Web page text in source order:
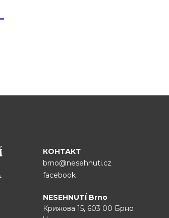
КОНТАКТ
brno@nesehnuti.cz
facebook
NESEHNUTÍ Brno
Крижова 15, 603 00 Брно